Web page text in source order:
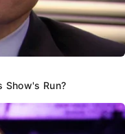
Show's Run?